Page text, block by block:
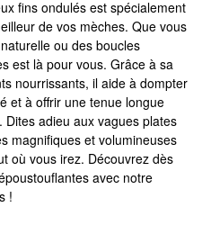
fins ondulés est spécialement
de vos mèches. Que vous
ou des boucles
est là pour vous. Grâce à sa
nourrissants, il aide à dompter
et à offrir une tenue longue
adieu aux vagues plates
magnifiques et volumineuses
où vous irez. Découvrez dès
avec notre
!